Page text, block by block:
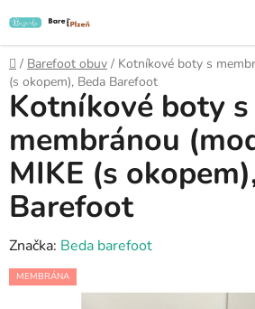
na
obsah
Domů
/ Barefoot obuv / Kotníkové boty s
(s okopem), Beda Barefoot
Kotníkové boty s
membránou
MIKE (s
Barefoot
Značka: Beda barefoot
MEMBRÁNA